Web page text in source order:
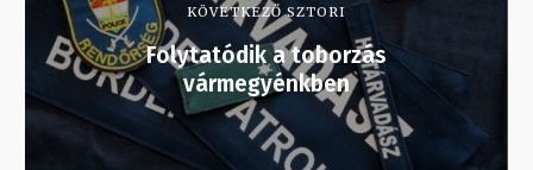
KÖVETKEZŐ SZTORI
Folytatódik a toborzás
vármegyénkben